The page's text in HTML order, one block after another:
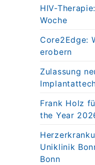
HIV-
Woche
Core2Edge:
erobern
Zulassung
Frank Holz
the Year
Uniklinik
Bonn